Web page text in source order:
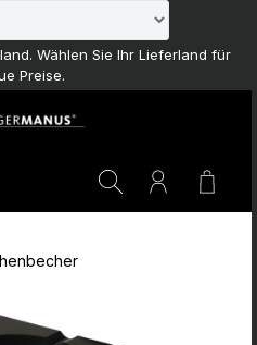
Wählen Sie Ihr Lieferland für
Preise.